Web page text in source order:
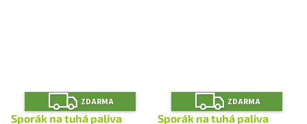
Z
D
ZDARMA
Sporák na tuhá paliva
Z
D
ZDARMA
Sporák na tuhá paliva